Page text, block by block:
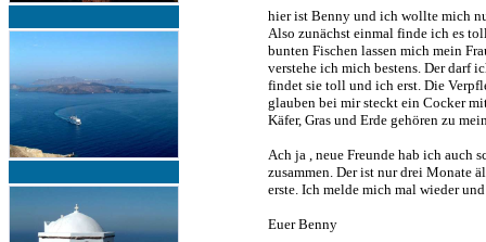
hier ist Benny und ich wollte mich
Also zunächst einmal finde ich es
bunten Fischen lassen mich mein
verstehe ich mich bestens. Der darf
findet sie toll und ich erst. Die
glauben bei mir steckt ein Cocker
Käfer, Gras und Erde gehören zu
Ach ja , neue Freunde hab ich auch
zusammen. Der ist nur drei Monate
erste. Ich melde mich mal wieder
Euer Benny